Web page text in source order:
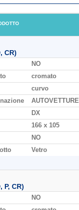
CR)
NO
cromato
curvo
AUTOVETTURE
DX
166 x 105
NO
Vetro
P, CR)
NO